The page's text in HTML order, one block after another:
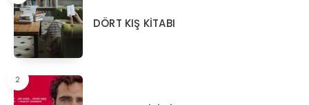
DÖRT KIŞ KİTABI
2